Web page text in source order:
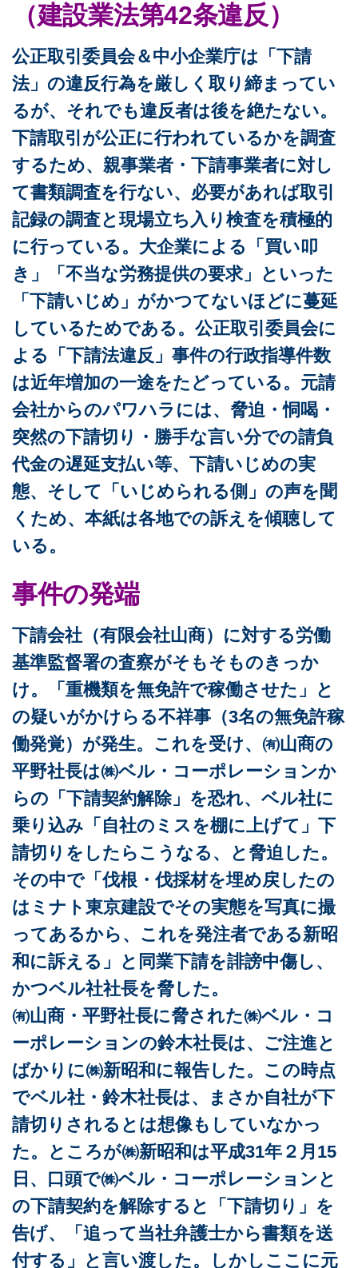
（建設業法第42条違反）
公正取引委員会＆中小企業庁は「下請
法」の違反行為を厳しく取り締まってい
るが、それでも違反者は後を絶たない。
下請取引が公正に行われているかを調査
するため、親事業者・下請事業者に対し
て書類調査を行ない、必要があれば取引
記録の調査と現場立ち入り検査を積極的
に行っている。大企業による「買い叩
き」「不当な労務提供の要求」といった
「下請いじめ」がかつてないほどに蔓延
しているためである。公正取引委員会に
よる「下請法違反」事件の行政指導件数
は近年増加の一途をたどっている。元請
会社からのパワハラには、脅迫・恫喝・
突然の下請切り・勝手な言い分での請負
代金の遅延支払い等、下請いじめの実
態、そして「いじめられる側」の声を聞
くため、本紙は各地での訴えを傾聴して
いる。
事件の発端
下請会社（有限会社山商）に対する労働
基準監督署の査察がそもそものきっか
け。「重機類を無免許で稼働させた」と
の疑いがかけらる不祥事（3名の無免許稼
働発覚）が発生。これを受け、㈲山商の
平野社長は㈱ベル・コーポレーションか
らの「下請契約解除」を恐れ、ベル社に
乗り込み「自社のミスを棚に上げて」下
請切りをしたらこうなる、と脅迫した。
その中で「伐根・伐採材を埋め戻したの
はミナト東京建設でその実態を写真に撮
ってあるから、これを発注者である新昭
和に訴える」と同業下請を誹謗中傷し、
かつベル社社長を脅した。
㈲山商・平野社長に脅された㈱ベル・コ
ーポレーションの鈴木社長は、ご注進と
ばかりに㈱新昭和に報告した。この時点
でベル社・鈴木社長は、まさか自社が下
請切りされるとは想像もしていなかっ
た。ところが㈱新昭和は平成31年２月15
日、口頭で㈱ベル・コーポレーションと
の下請契約を解除すると「下請切り」を
告げ、「追って当社弁護士から書類を送
付する」と言い渡した。しかしここに元